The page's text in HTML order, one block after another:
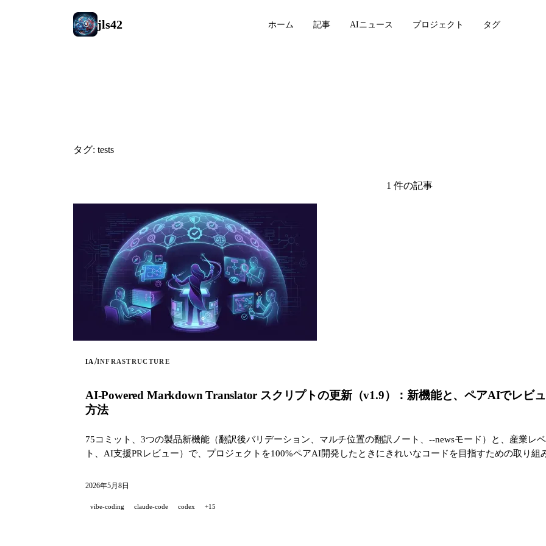
jls42 ホーム 記事 AIニュース プロジェクト タグ
タグ: tests
1 件の記事
IA /INFRASTRUCTURE
AI-Powered Markdown Translator スクリプトの更新（v1.9）：新機能と、ペアAIでレビ
方法
75コミット、3つの製品新機能（翻訳後バリデーション、マルチ位置の翻訳ノート、--newsモード）と、産業レ
ト、AI支援PRレビュー）で、プロジェクトを100%ペアAI開発したときにきれいなコードを目指すための取り組
2026年5月8日
vibe-coding claude-code codex +15